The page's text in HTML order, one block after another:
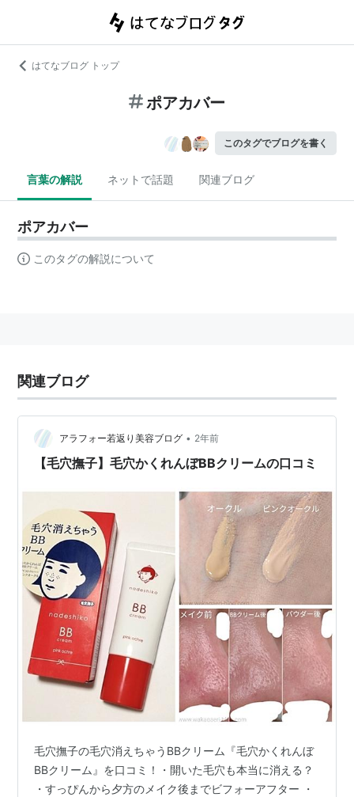
はてなブログ トップ
ポアカバー
このタグでブログを書く
言葉の解説 ネットで話題 関連ブログ
ポアカバー
このタグの解説について
関連ブログ
アラフォー若返り美容ブログ • 2年前
【毛穴撫子】毛穴かくれんぼBBクリームの口コミ
毛穴撫子の毛穴消えちゃうBBクリーム『毛穴かくれんぼ
BBクリーム』を口コミ！・開いた毛穴も本当に消える？
・すっぴんから夕方のメイク後までビフォーアフター ・